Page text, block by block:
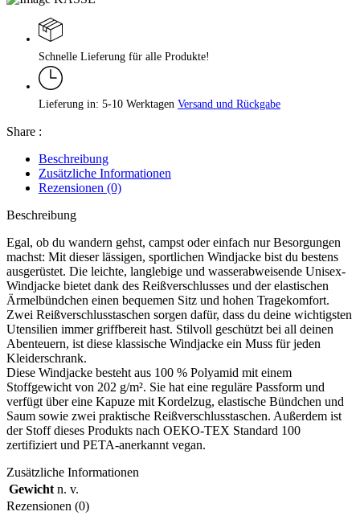
Schnelle Lieferung für alle Produkte!
Lieferung in: 5-10 Werktagen Versand und Rückgabe
Share :
Beschreibung
Zusätzliche Informationen
Rezensionen (0)
Beschreibung
Egal, ob du wandern gehst, campst oder einfach nur Besorgungen
machst: Mit dieser lässigen, sportlichen Windjacke bist du bestens
ausgerüstet. Die leichte, langlebige und wasserabweisende Unisex-
Windjacke bietet dank des Reißverschlusses und der elastischen
Ärmelbündchen einen bequemen Sitz und hohen Tragekomfort.
Zwei Reißverschlusstaschen sorgen dafür, dass du deine wichtigsten
Utensilien immer griffbereit hast. Stilvoll geschützt bei all deinen
Abenteuern, ist diese klassische Windjacke ein Muss für jeden
Kleiderschrank.
Diese Windjacke besteht aus 100 % Polyamid mit einem
Stoffgewicht von 202 g/m². Sie hat eine reguläre Passform und
verfügt über eine Kapuze mit Kordelzug, elastische Bündchen und
Saum sowie zwei praktische Reißverschlusstaschen. Außerdem ist
der Stoff dieses Produkts nach OEKO-TEX Standard 100
zertifiziert und PETA-anerkannt vegan.
Zusätzliche Informationen
Gewicht n. v.
Rezensionen (0)